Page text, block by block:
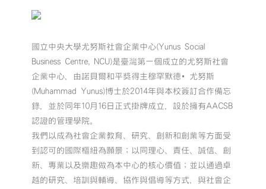
國立中央大學尤努斯社會企業中心(Yunus Social
Business Centre, NCU)是臺灣第一個成立的尤努斯社會
企業中心，由諾貝爾和平獎得主穆罕默德•尤努斯
(Muhammad Yunus)博士於2014年與本校簽訂合作備忘
錄，並於同年10月16日正式掛牌成立，設於擁有AACSB
認證的管理學院。
我們以成為社會企業教育、研究、創新和創業等方面受
到認可的國際樞紐為願景；以同理心、責任、誠信、創
新、專業以及樂趣做為本中心的核心價值；並以通過卓
越的研究、培訓與輔導、協作與倡導等方式，與社會企